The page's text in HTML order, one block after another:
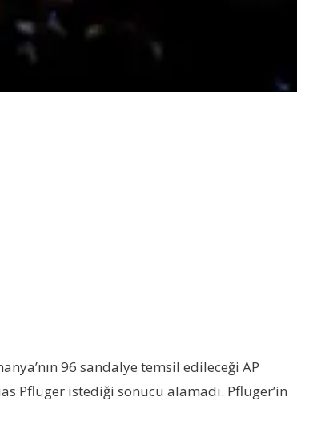
96 sandalye temsil edileceği AP
Pflüger istediği sonucu alamadı. Pflüger’in